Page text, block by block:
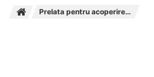
Prelata pentru acoperire baloti TOPTEX, cu fir continuu